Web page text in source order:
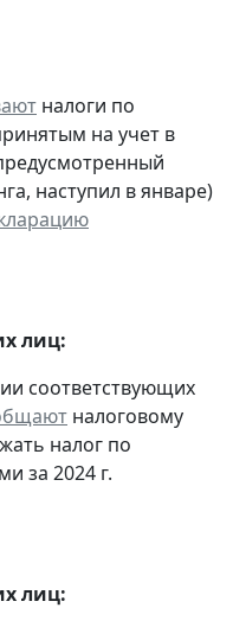
налоги по
на учет в
наступил в январе)
лиц:
соответствующих
налоговому
налог по
за 2024 г.
лиц: